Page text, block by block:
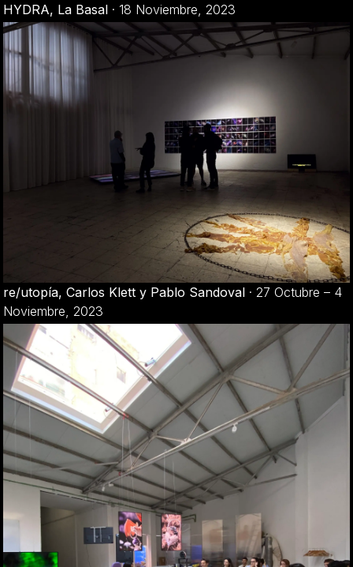
HYDRA, La Basal · 18 Noviembre, 2023
re/utopía, Carlos Klett y Pablo Sandoval · 27 Octubre – 4
Noviembre, 2023